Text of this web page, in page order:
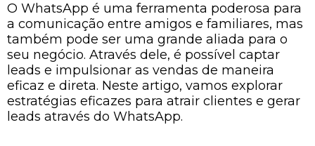
O WhatsApp é uma ferramenta poderosa para
a comunicação entre amigos e familiares, mas
também pode ser uma grande aliada para o
seu negócio. Através dele, é possível captar
leads e impulsionar as vendas de maneira
eficaz e direta. Neste artigo, vamos explorar
estratégias eficazes para atrair clientes e gerar
leads através do WhatsApp.